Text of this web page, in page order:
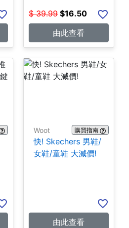
$ 39.99 $16.50
由此查看
Woot 購買指南
快! Skechers 男鞋/
女鞋/童鞋 大減價!
由此查看